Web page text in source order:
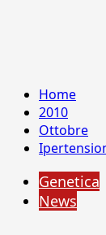
Home
2010
Ottobre
Genetica
News